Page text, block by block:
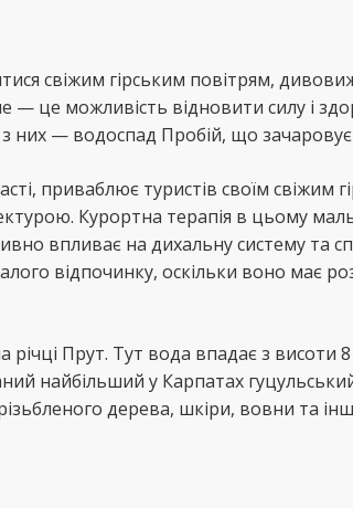
свіжим гірським повітрям,
це можливість відновити силу і
них — водоспад Пробій, що
приваблює туристів своїм свіжим
Курортна терапія в цьому
впливає на дихальну систему та
відпочинку, оскільки воно має
Прут. Тут вода впадає з
найбільший у Карпатах
дерева, шкіри, вовни та